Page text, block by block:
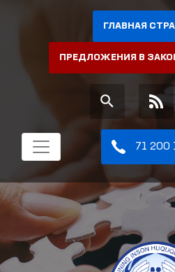
ГЛАВНАЯ
ПРЕДЛОЖЕНИЯ В
71 200